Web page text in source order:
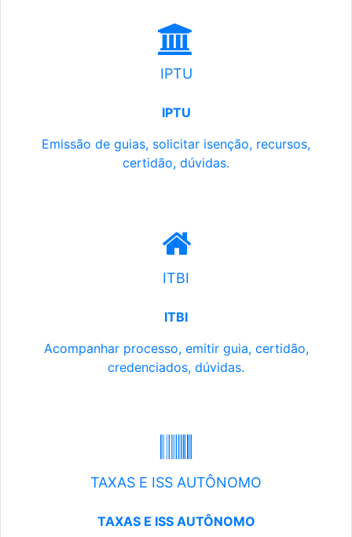
IPTU
IPTU
Emissão de guias, solicitar isenção, recursos,
certidão, dúvidas.
ITBI
ITBI
Acompanhar processo, emitir guia, certidão,
credenciados, dúvidas.
TAXAS E ISS AUTÔNOMO
TAXAS E ISS AUTÔNOMO